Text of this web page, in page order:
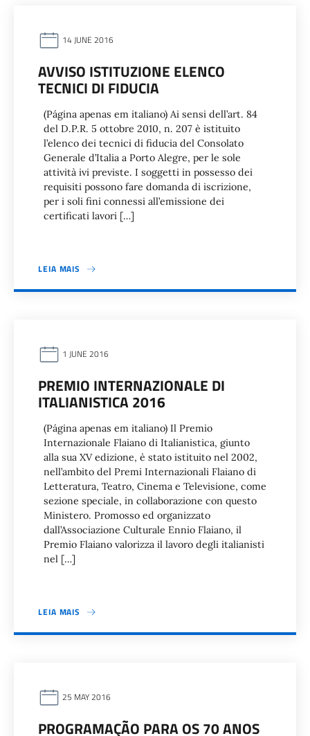
14 JUNE 2016
AVVISO ISTITUZIONE ELENCO
TECNICI DI FIDUCIA
(Página apenas em italiano) Ai sensi dell’art. 84
del D.P.R. 5 ottobre 2010, n. 207 è istituito
l’elenco dei tecnici di fiducia del Consolato
Generale d’Italia a Porto Alegre, per le sole
attività ivi previste. I soggetti in possesso dei
requisiti possono fare domanda di iscrizione,
per i soli fini connessi all’emissione dei
certificati lavori […]
LEIA MAIS
1 JUNE 2016
PREMIO INTERNAZIONALE DI
ITALIANISTICA 2016
(Página apenas em italiano) Il Premio
Internazionale Flaiano di Italianistica, giunto
alla sua XV edizione, è stato istituito nel 2002,
nell’ambito del Premi Internazionali Flaiano di
Letteratura, Teatro, Cinema e Televisione, come
sezione speciale, in collaborazione con questo
Ministero. Promosso ed organizzato
dall’Associazione Culturale Ennio Flaiano, il
Premio Flaiano valorizza il lavoro degli italianisti
nel […]
LEIA MAIS
25 MAY 2016
PROGRAMAÇÃO PARA OS 70 ANOS